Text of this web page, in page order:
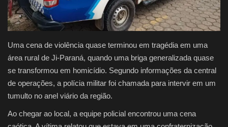
Brasil
Educação
Galeria
Saúde
Uma cena de violência quase terminou em tragédia em uma
área rural de Ji-Paraná, quando uma briga generalizada quase
se transformou em homicídio. Segundo informações da central
de operações, a polícia militar foi chamada para intervir em um
tumulto no anel viário da região.
Ao chegar ao local, a equipe policial encontrou uma cena